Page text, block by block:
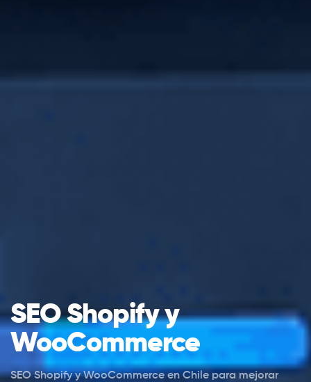
SEO Shopify y
WooCommerce
SEO Shopify y WooCommerce en Chile para mejorar